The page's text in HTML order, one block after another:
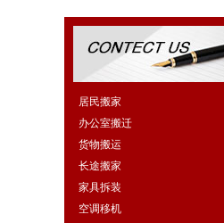
居民搬家
办公室搬迁
货物搬运
长途搬家
家具拆装
空调移机